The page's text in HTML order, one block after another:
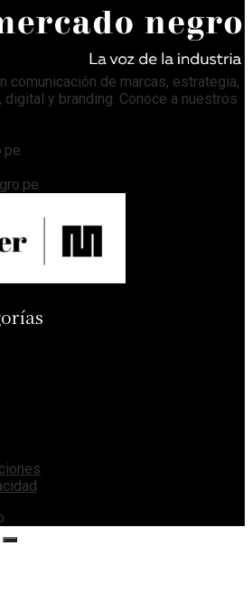
comunicación de marcas, estrategia,
y branding. Conoce a nuestros